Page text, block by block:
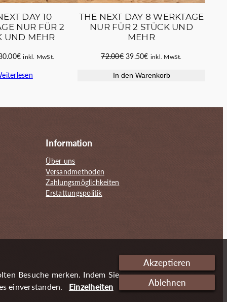
DAY 10
NUR FÜR 2
UND MEHR
€Aktueller
ist:
inkl. MwSt.
THE NEXT DAY 8 WERKTAGE
NUR FÜR 2 STÜCK UND
MEHR
72.00€ Ursprünglicher
war:
39.50€Aktueller
ist:
inkl. MwSt.
In den Warenkorb
Information
Über uns
Versandmethoden
Zahlungsmöglichkeiten
Erstattungspolitik
Besuche merken. Indem Sie
einverstanden.
Einzelheiten
Akzeptieren
Ablehnen